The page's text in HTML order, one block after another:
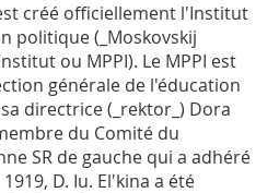
créé officiellement l'Institut
politique (_Moskovskij
ou MPPI). Le MPPI est
générale de l'éducation
directrice (_rektor_) Dora
du Comité du
SR de gauche qui a adhéré
D. Iu. El'kina a été